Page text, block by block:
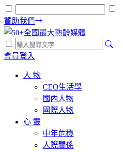
贊助我們
會員登入
人 物
CEO生活學
國內人物
國際人物
心 靈
中年危機
人際關係